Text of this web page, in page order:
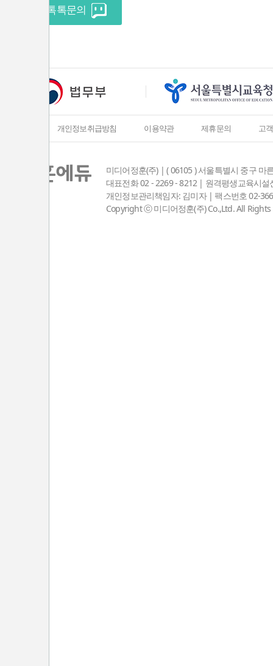
실시간 톡톡문의
개인정보취급방침 이용약관 제휴문의 고
미디어정훈(주) | ( 06105 ) 서울특별시 중구
대표전화 02 - 2269 - 8212 | 원격평생교육시
개인정보관리책임자: 김미자 | 팩스번호 02-
Copyright ⓒ 미디어정훈(주) Co.,Ltd. All Rights